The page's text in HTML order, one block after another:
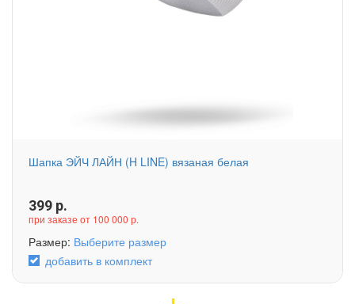
Шапка ЭЙЧ ЛАЙН (H LINE) вязаная белая
399 р.
при заказе от 100 000 р.
Размер: Выберите размер
добавить в комплект